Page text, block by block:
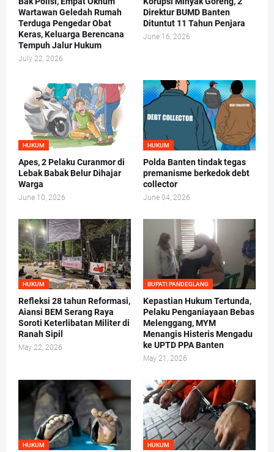
Wartawan Geledah Rumah
Terduga Pengedar Obat
Keras, Keluarga Berencana
Tempuh Jalur Hukum
July 22, 2026
Direktur BUMD Banten
Dituntut 11 Tahun Penjara
June 16, 2026
HUKUM
Apes, 2 Pelaku Curanmor di
Lebak Babak Belur Dihajar
Warga
June 10, 2026
HUKUM
Polda Banten tindak tegas
premanisme berkedok debt
collector
June 04, 2026
HUKUM
Refleksi 28 tahun Reformasi,
Aiansi BEM Serang Raya
Soroti Keterlibatan Militer di
Ranah Sipil
May 22, 2026
BUPATI PANDEGLANG
Kepastian Hukum Tertunda,
Pelaku Penganiayaan Bebas
Melenggang, MYM
Menangis Histeris Mengadu
ke UPTD PPA Banten
May 21, 2026
HUKUM HUKUM